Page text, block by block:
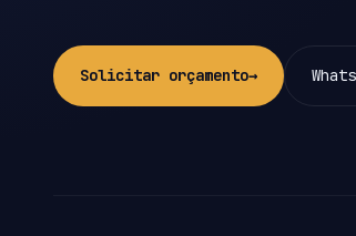
Solicitar orçamento→